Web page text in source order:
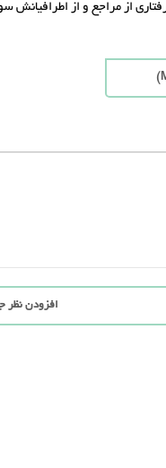
رفتاری از مراجع و از
افزودن نظر